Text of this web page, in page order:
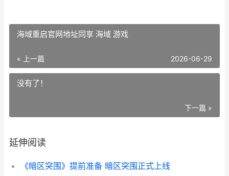
海域重启官网地址同享 海域 游戏
« 上一篇 2026-06-29
没有了！
下一篇 »
延伸阅读
《暗区突围》提前准备 暗区突围正式上线